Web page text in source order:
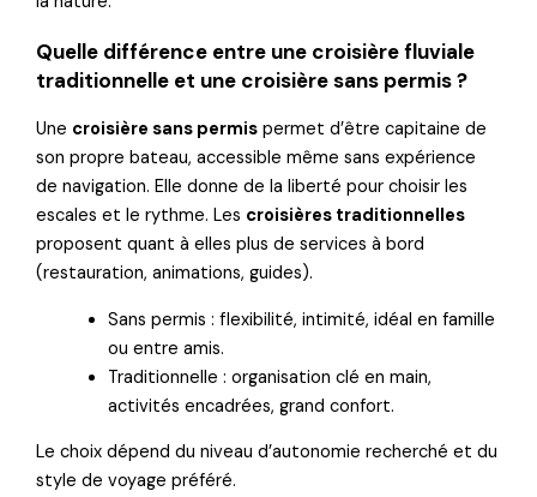
Quelle différence entre une croisière fluviale
traditionnelle et une croisière sans permis ?
Une croisière sans permis permet d’être capitaine de
son propre bateau, accessible même sans expérience
de navigation. Elle donne de la liberté pour choisir les
escales et le rythme. Les croisières traditionnelles
proposent quant à elles plus de services à bord
(restauration, animations, guides).
Sans permis : flexibilité, intimité, idéal en famille
ou entre amis.
Traditionnelle : organisation clé en main,
activités encadrées, grand confort.
Le choix dépend du niveau d’autonomie recherché et du
style de voyage préféré.